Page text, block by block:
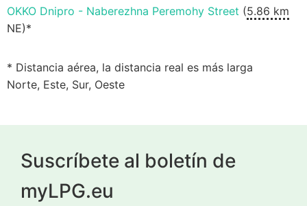
OKKO Dnipro - Naberezhna Peremohy Street (5.86 km
NE)*
* Distancia aérea, la distancia real es más larga
Norte, Este, Sur, Oeste
Suscríbete al boletín de
myLPG.eu